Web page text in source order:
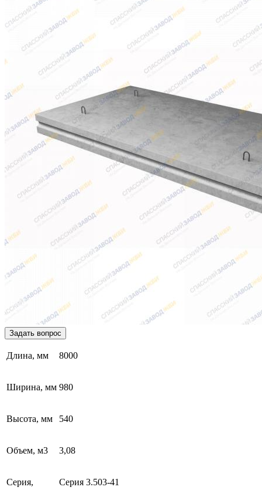
Задать вопрос
Длина, мм 8000
Ширина, мм 980
Высота, мм 540
Объем, м3 3,08
Серия, Серия 3.503-41